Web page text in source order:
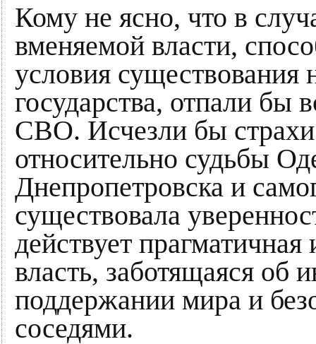
Кому не ясно, что в
вменяемой власти,
условия существования
государства, отпали бы
СВО. Исчезли бы страхи
относительно судьбы
Днепропетровска и
существовала
действует прагматичная
власть, заботящаяся об
поддержании мира и
соседями.